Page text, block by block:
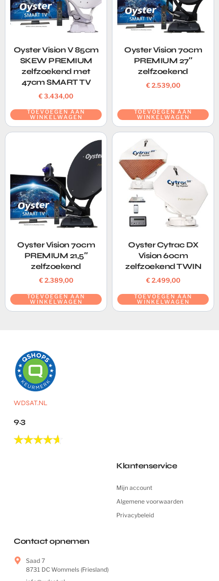
Oyster Vision V 85cm
SKEW PREMIUM
zelfzoekend met
47cm SMART TV
€3.434,00
TOEVOEGEN AAN
WINKELWAGEN
Oyster Vision 70cm
PREMIUM 27″
zelfzoekend
€2.539,00
TOEVOEGEN AAN
WINKELWAGEN
Oyster Vision 70cm
PREMIUM 21,5″
zelfzoekend
€2.389,00
TOEVOEGEN AAN
WINKELWAGEN
Oyster Cytrac DX
Vision 60cm
zelfzoekend TWIN
€2.499,00
TOEVOEGEN AAN
WINKELWAGEN
WDSAT.NL
9.3
Klantenservice
Mijn account
Algemene voorwaarden
Privacybeleid
Contact opnemen
Saad 7
8731 DC Wommels (Friesland)